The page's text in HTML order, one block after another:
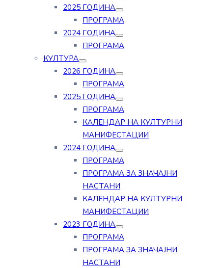
2025 ГОДИНА
ПРОГРАМА
2024 ГОДИНА
ПРОГРАМА
КУЛТУРА
2026 ГОДИНА
ПРОГРАМА
2025 ГОДИНА
ПРОГРАМА
КАЛЕНДАР НА КУЛТУРНИ
МАНИФЕСТАЦИИ
2024 ГОДИНА
ПРОГРАМА
ПРОГРАМА ЗА ЗНАЧАЈНИ
НАСТАНИ
КАЛЕНДАР НА КУЛТУРНИ
МАНИФЕСТАЦИИ
2023 ГОДИНА
ПРОГРАМА
ПРОГРАМА ЗА ЗНАЧАЈНИ
НАСТАНИ